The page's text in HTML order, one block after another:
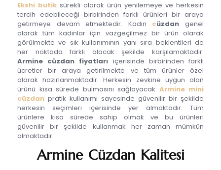
Ekshi butik sürekli olarak ürün yenilemeye ve herkesin
tercih edebileceği birbirinden farklı ürünleri bir araya
getirmeye devam etmektedir. Kadın cüzdangenel
olarak tüm kadınlar için vazgeçilmez bir ürün olarak
görülmekte ve sık kullanımının yanı sıra beklentileri de
her noktada farklı olacak şekilde karşılamaktadır.
Armine cüzdan fiyatları içerisinde birbirinden farklı
ücretler bir araya getirilmekte ve tüm ürünler özel
olarak hazırlanmaktadır. Herkesin zevkine uygun olan
ürünü kısa sürede bulmasını sağlayacak Armine mini
cüzdan pratik kullanımı sayesinde güvenilir bir şekilde
herkesin seçimleri içerisinde yer almaktadır. Tüm
ürünlere kısa sürede sahip olmak ve bu ürünleri
güvenilir bir şekilde kullanmak her zaman mümkün
olmaktadır.
Armine Cüzdan Kalitesi